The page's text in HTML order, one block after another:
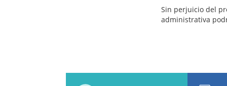
Sin perjuicio del
administrativa